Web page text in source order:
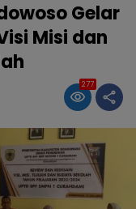
Gelar
Misi dan
277